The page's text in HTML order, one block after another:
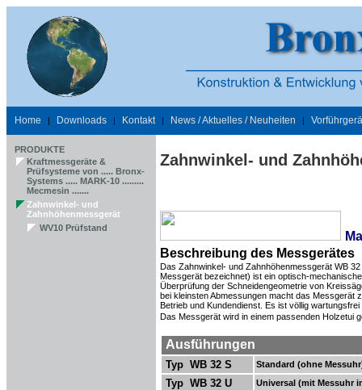
Home | Downloads | Kontakt | News / Aktuelles / Neuheiten |
PRODUKTE
Kraftmessgeräte &
Prüfsysteme von ..... Bronx-
Systems ..... MARK-10 .........
Mecmesin .......
Zahnwinkel- und
Zahnhöhenmessgerät
WV10 Prüfstand
Zahnwinkel- und
Beschreibung des Messgerätes
Das Zahnwinkel- und Zahnhöhenmessgerät WB
Messgerät bezeichnet) ist ein optisch-
Überprüfung der Schneidengeometrie von
bei kleinsten Abmessungen macht das Messgerät
Betrieb und Kundendienst. Es ist völlig
Das Messgerät wird in einem passenden Holzetui
Ausführungen
Typ WB 32 S Standard (ohne
Typ WB 32 U Universal (mit Messuhr